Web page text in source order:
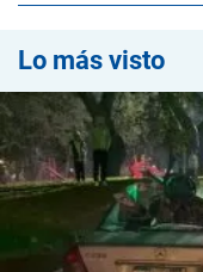
Lo más visto